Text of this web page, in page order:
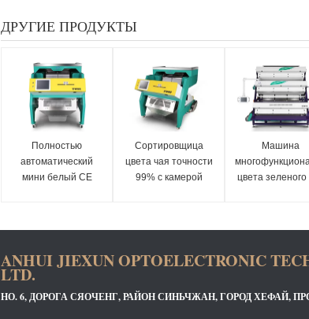
ДРУГИЕ ПРОДУКТЫ
Полностью
автоматический
мини белый CE
Сортировщица
цвета чая точности
99% с камерой
Машина
цвета зеленого
ANHUI JIEXUN OPTOELECTRONIC
LTD.
НО. 6, ДОРОГА СЯОЧЕНГ, РАЙОН СИНЬЧЖАН, ГОРОД ХЕФАЙ,